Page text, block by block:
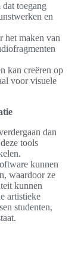
toegang
en
het maken van
kan creëren op
voor visuele
dan
tools
kunnen
waardoor ze
kunnen
artistieke
studenten,